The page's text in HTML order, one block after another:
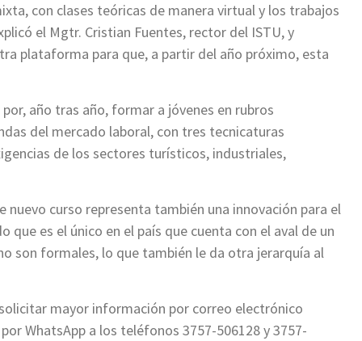
con clases teóricas de manera virtual y los trabajos
el Mgtr. Cristian Fuentes, rector del ISTU, y
plataforma para que, a partir del año próximo, esta
año tras año, formar a jóvenes en rubros
del mercado laboral, con tres tecnicaturas
de los sectores turísticos, industriales,
nuevo curso representa también una innovación para el
es el único en el país que cuenta con el aval de un
son formales, lo que también le da otra jerarquía al
mayor información por correo electrónico
WhatsApp a los teléfonos 3757-506128 y 3757-